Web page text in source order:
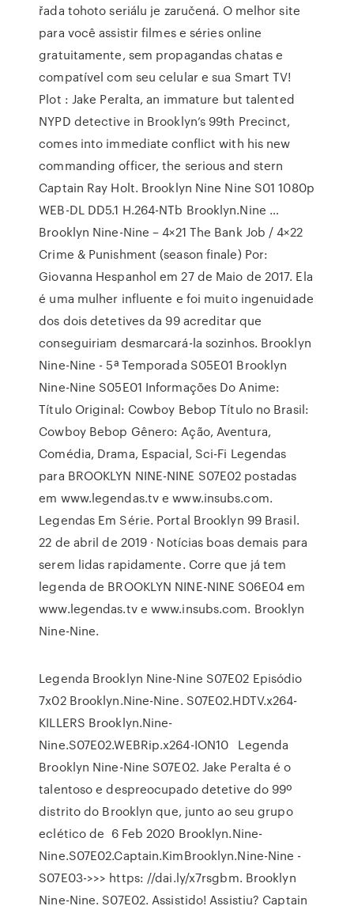
řada tohoto seriálu je zaručená. O melhor site
para você assistir filmes e séries online
gratuitamente, sem propagandas chatas e
compatível com seu celular e sua Smart TV!
Plot : Jake Peralta, an immature but talented
NYPD detective in Brooklyn’s 99th Precinct,
comes into immediate conflict with his new
commanding officer, the serious and stern
Captain Ray Holt. Brooklyn Nine Nine S01 1080p
WEB-DL DD5.1 H.264-NTb Brooklyn.Nine …
Brooklyn Nine-Nine – 4×21 The Bank Job / 4×22
Crime & Punishment (season finale) Por:
Giovanna Hespanhol em 27 de Maio de 2017. Ela
é uma mulher influente e foi muito ingenuidade
dos dois detetives da 99 acreditar que
conseguiriam desmarcará-la sozinhos. Brooklyn
Nine-Nine - 5ª Temporada S05E01 Brooklyn
Nine-Nine S05E01 Informações Do Anime:
Título Original: Cowboy Bebop Título no Brasil:
Cowboy Bebop Gênero: Ação, Aventura,
Comédia, Drama, Espacial, Sci-Fi Legendas
para BROOKLYN NINE-NINE S07E02 postadas
em www.legendas.tv e www.insubs.com.
Legendas Em Série. Portal Brooklyn 99 Brasil.
22 de abril de 2019 · Notícias boas demais para
serem lidas rapidamente. Corre que já tem
legenda de BROOKLYN NINE-NINE S06E04 em
www.legendas.tv e www.insubs.com. Brooklyn
Nine-Nine.
Legenda Brooklyn Nine-Nine S07E02 Episódio
7x02 Brooklyn.Nine-Nine. S07E02.HDTV.x264-
KILLERS Brooklyn.Nine-
Nine.S07E02.WEBRip.x264-ION10 Legenda
Brooklyn Nine-Nine S07E02. Jake Peralta é o
talentoso e despreocupado detetive do 99º
distrito do Brooklyn que, junto ao seu grupo
eclético de 6 Feb 2020 Brooklyn.Nine-
Nine.S07E02.Captain.KimBrooklyn.Nine-Nine -
S07E03->>> https: //dai.ly/x7rsgbm. Brooklyn
Nine-Nine. S07E02. Assistido! Assistiu? Captain